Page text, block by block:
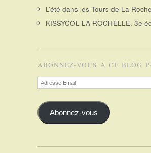
L’été dans les Tours de La
KISSYCOL LA ROCHELLE, 3e
ABONNEZ-VOUS À CE BLOG
Adresse
Email
Abonnez-vous